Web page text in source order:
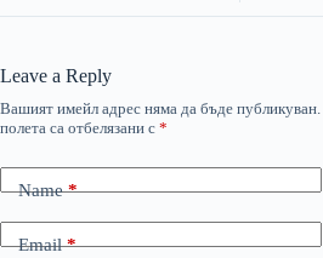
Leave a Reply
Вашият имейл адрес няма да бъде публикуван.
полета са отбелязани с *
Name*
Email*